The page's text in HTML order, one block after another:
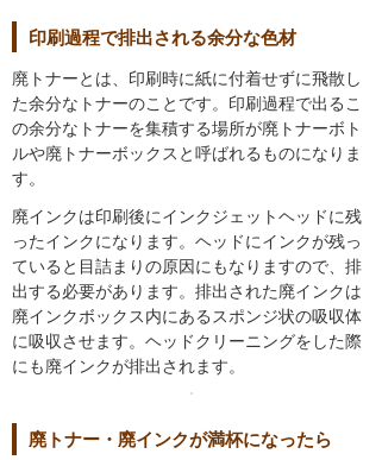
印刷過程で排出される余分な色材
廃トナーとは、印刷時に紙に付着せずに飛散し
た余分なトナーのことです。印刷過程で出るこ
の余分なトナーを集積する場所が廃トナーボト
ルや廃トナーボックスと呼ばれるものになりま
す。
廃インクは印刷後にインクジェットヘッドに残
ったインクになります。ヘッドにインクが残っ
ていると目詰まりの原因にもなりますので、排
出する必要があります。排出された廃インクは
廃インクボックス内にあるスポンジ状の吸収体
に吸収させます。ヘッドクリーニングをした際
にも廃インクが排出されます。
廃トナー・廃インクが満杯になったら